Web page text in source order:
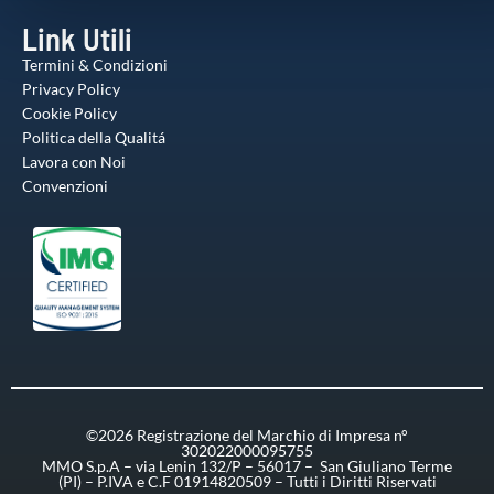
Link Utili
Termini & Condizioni
Privacy Policy
Cookie Policy
Politica della Qualitá
Lavora con Noi
Convenzioni
©2026 Registrazione del Marchio di Impresa n°
302022000095755
MMO S.p.A – via Lenin 132/P – 56017 – San Giuliano Terme
(PI) – P.IVA e C.F 01914820509 – Tutti i Diritti Riservati